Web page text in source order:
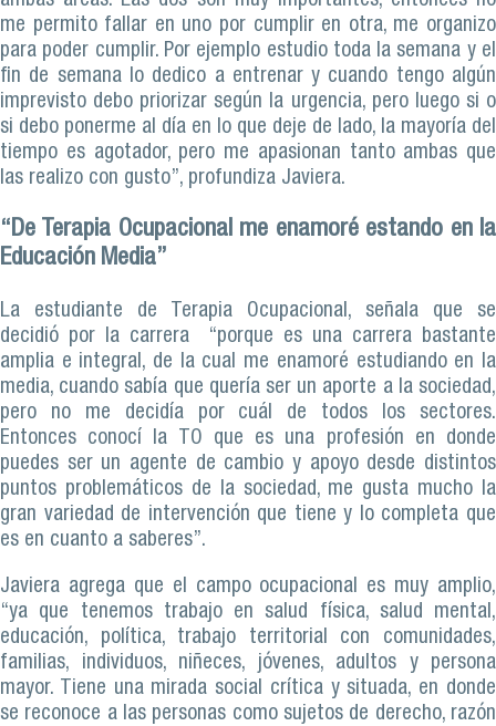
me permito fallar en uno por cumplir en otra, me organizo
para poder cumplir. Por ejemplo estudio toda la semana y el
fin de semana lo dedico a entrenar y cuando tengo algún
imprevisto debo priorizar según la urgencia, pero luego si o
si debo ponerme al día en lo que deje de lado, la mayoría del
tiempo es agotador, pero me apasionan tanto ambas que
las realizo con gusto”, profundiza Javiera.
“De Terapia Ocupacional me enamoré estando en la
Educación Media”
La estudiante de Terapia Ocupacional, señala que se
decidió por la carrera “porque es una carrera bastante
amplia e integral, de la cual me enamoré estudiando en la
media, cuando sabía que quería ser un aporte a la sociedad,
pero no me decidía por cuál de todos los sectores.
Entonces conocí la TO que es una profesión en donde
puedes ser un agente de cambio y apoyo desde distintos
puntos problemáticos de la sociedad, me gusta mucho la
gran variedad de intervención que tiene y lo completa que
es en cuanto a saberes”.
Javiera agrega que el campo ocupacional es muy amplio,
“ya que tenemos trabajo en salud física, salud mental,
educación, política, trabajo territorial con comunidades,
familias, individuos, niñeces, jóvenes, adultos y persona
mayor. Tiene una mirada social crítica y situada, en donde
se reconoce a las personas como sujetos de derecho, razón